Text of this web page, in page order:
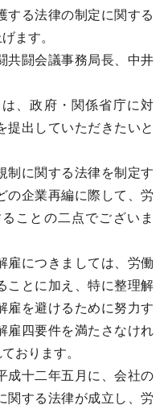
する法律の制定に関する
ます。
闘会議事務局長、中井
、政府・関係省庁に対
提出していただきたいと
に関する法律を制定す
の企業再編に際して、労
ことの二点でございま
につきましては、労働
ことに加え、特に整理解
雇を避けるために努力す
雇四要件を満たさなけれ
おります。
十二年五月に、会社の
関する法律が成立し、労